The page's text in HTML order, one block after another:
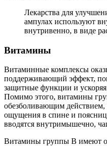
Лекарства для
ампулах используют
внутривенно, в виде
Витамины
Витаминные комплексы
поддерживающий эффект,
защитные функции и
Помимо этого, витамины
обезболивающим
ощущения в спине и
вводятся внутримышечно,
Витамины группы B имеют